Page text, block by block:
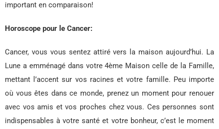
important en comparaison!
Horoscope pour le Cancer:
Cancer, vous vous sentez attiré vers la maison aujourd’hui. La
Lune a emménagé dans votre 4ème Maison celle de la Famille,
mettant l’accent sur vos racines et votre famille. Peu importe
où vous êtes dans ce monde, prenez un moment pour renouer
avec vos amis et vos proches chez vous. Ces personnes sont
indispensables à votre santé et votre bonheur, c’est le moment